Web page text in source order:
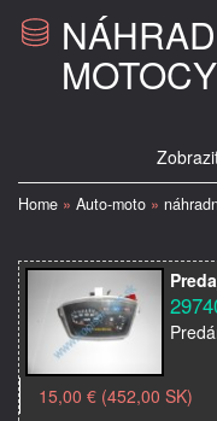
Home » Auto-moto »
15,00 € (452,00 SK)